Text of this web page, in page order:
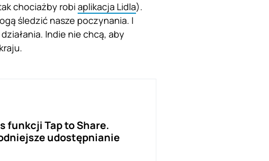
chociażby robi aplikacja Lidla).
śledzić nasze poczynania. I
Indie nie chcą, aby
funkcji Tap to Share.
udostępnianie